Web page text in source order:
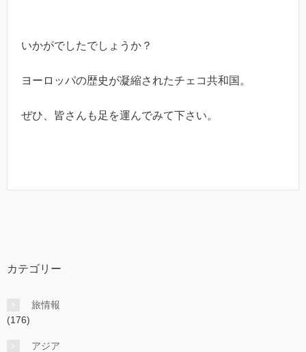
いかがでしたでしょうか？
ヨーロッパの歴史が凝縮されたチェコ共和国。
ぜひ、皆さんも足を運んでみて下さい。
カテゴリー
旅情報
(176)
アジア